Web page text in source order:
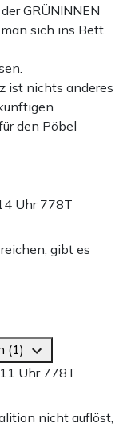
GRÜNINNEN
sich ins Bett
ist nichts anderes
den Pöbel
Uhr 778T
gibt es
(1)
Uhr 778T
nicht auflöst,